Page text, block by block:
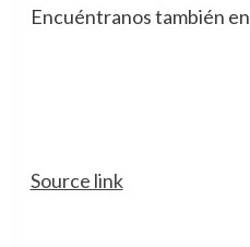
Encuéntranos también en
Source link